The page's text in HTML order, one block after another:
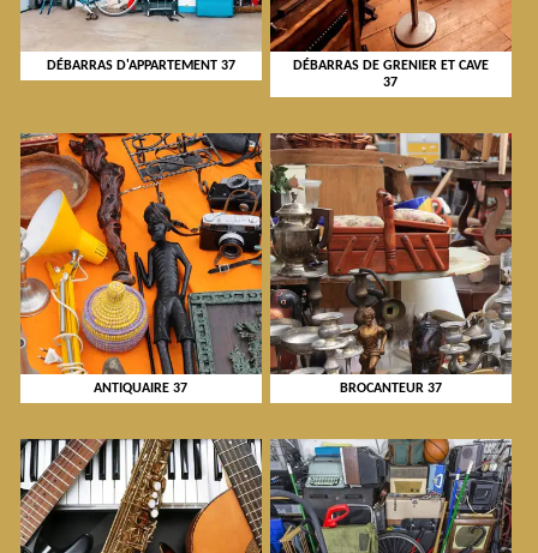
DÉBARRAS D'APPARTEMENT 37
DÉBARRAS DE GRENIER ET CAVE
37
ANTIQUAIRE 37 BROCANTEUR 37